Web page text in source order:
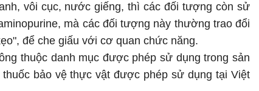
vôi cục, nước giếng, thì các đối tượng còn sử
mà các đối tượng này thường trao đổi
để che giấu với cơ quan chức năng.
thuộc danh mục được phép sử dụng trong sản
bảo vệ thực vật được phép sử dụng tại Việt